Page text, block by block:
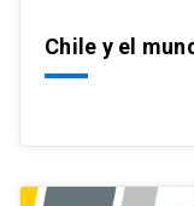
Chile y el